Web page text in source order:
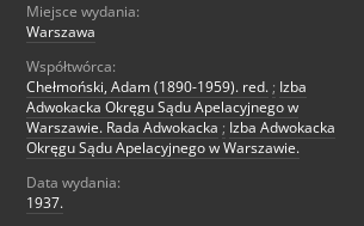
Miejsce wydania:
Warszawa
Współtwórca:
Chełmoński, Adam (1890-1959). red. ; Izba
Adwokacka Okręgu Sądu Apelacyjnego w
Warszawie. Rada Adwokacka ; Izba Adwokacka
Okręgu Sądu Apelacyjnego w Warszawie.
Data wydania:
1937.